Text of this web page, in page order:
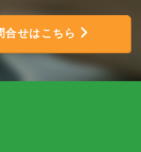
合せはこちら